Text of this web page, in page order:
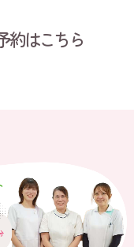
約はこちら